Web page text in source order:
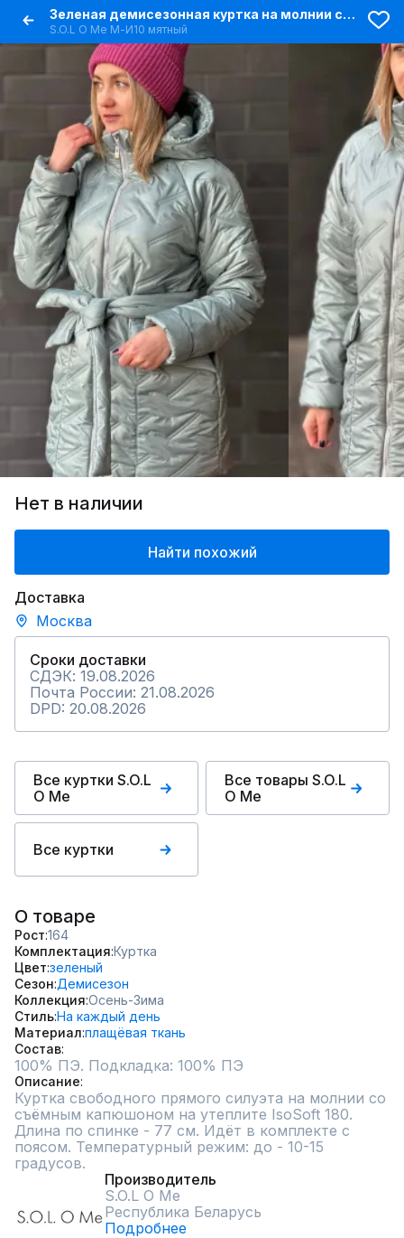
Зеленая демисезонная куртка на молнии со съемным капюшоном
S.O.L O Me М-И10 мятный
Нет в наличии
Найти похожий
Доставка
Москва
Сроки доставки
СДЭК: 19.08.2026
Почта России: 21.08.2026
DPD: 20.08.2026
Все куртки S.O.L
O Me
Все товары S.O.L
O Me
Все куртки
О товаре
Рост 164
Комплектация Куртка
Цвет зеленый
Сезон Демисезон
Коллекция Осень-Зима
СтильНа каждый день
Материал плащёвая ткань
Состав
100% ПЭ. Подкладка: 100% ПЭ
Описание
Куртка свободного прямого силуэта на молнии со
съёмным капюшоном на утеплите IsoSoft 180.
Длина по спинке - 77 см. Идёт в комплекте с
поясом. Температурный режим: до - 10-15
градусов.
Производитель
S.O.L O Me
Республика Беларусь
Подробнее